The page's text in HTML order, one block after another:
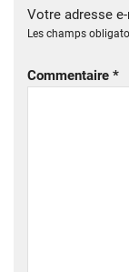
Votre adresse
Les champs
Commentaire *